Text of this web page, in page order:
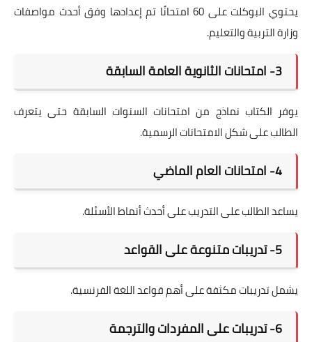
يحتوي البوكلت على 60 امتحانًا تم إعدادها وفق أحدث مواصفات
وزارة التربية والتعليم.
3- امتحانات الثانوية العامة السابقة
يوفر الكتاب نماذج من امتحانات السنوات السابقة حتى يتعرف
الطالب على شكل الامتحانات الرسمية.
4- امتحانات العام الماضي
يساعد الطالب على التدريب على أحدث أنماط الأسئلة.
5- تدريبات متنوعة على القواعد
يشمل تدريبات مكثفة على أهم قواعد اللغة الفرنسية.
6- تدريبات على المفردات والترجمة